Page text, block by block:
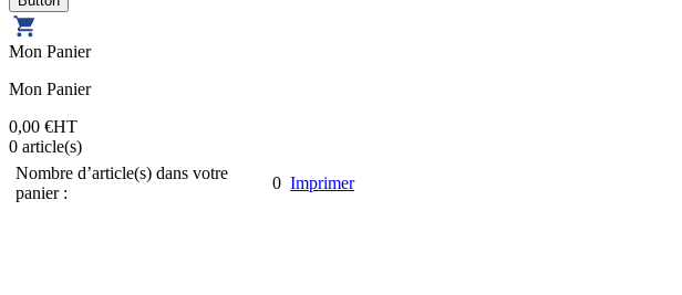
Mon Panier
Mon Panier
0,00 €HT
0 article(s)
Nombre d’article(s) dans votre
panier :
0 Imprimer